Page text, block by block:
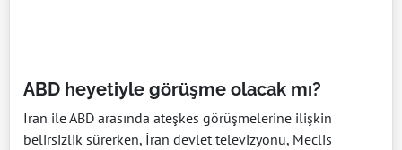
ABD heyetiyle görüşme olacak mı?
İran ile ABD arasında ateşkes görüşmelerine ilişkin
belirsizlik sürerken, İran devlet televizyonu, Meclis